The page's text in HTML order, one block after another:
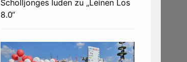
Scholljonges luden zu „Leinen Los
8.0“